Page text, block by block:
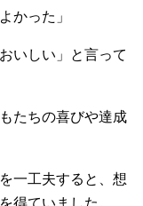
かった」
いしい」と言って
たちの喜びや達成
一工夫すると、想
得ていました。